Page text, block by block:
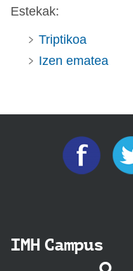
Estekak:
Triptikoa
Izen ematea
IMH Campus